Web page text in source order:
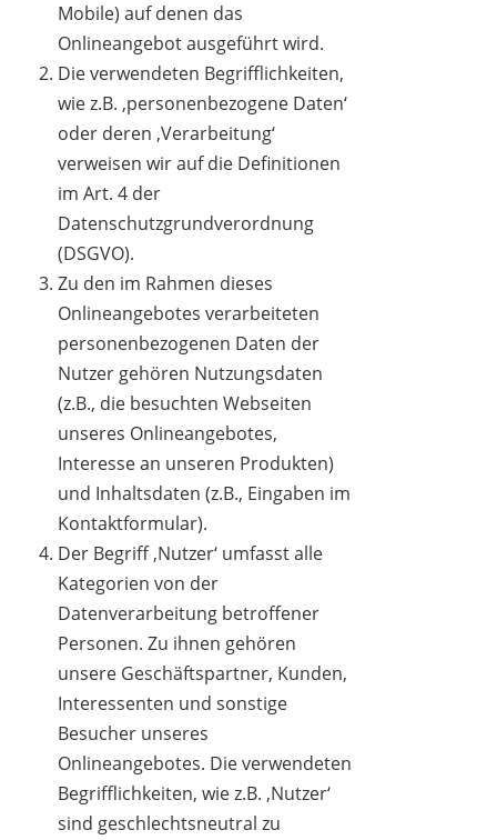
Mobile) auf denen das
Onlineangebot ausgeführt wird.
Die verwendeten Begrifflichkeiten,
wie z.B. ‚personenbezogene Daten‘
oder deren ‚Verarbeitung‘
verweisen wir auf die Definitionen
im Art. 4 der
Datenschutzgrundverordnung
(DSGVO).
Zu den im Rahmen dieses
Onlineangebotes verarbeiteten
personenbezogenen Daten der
Nutzer gehören Nutzungsdaten
(z.B., die besuchten Webseiten
unseres Onlineangebotes,
Interesse an unseren Produkten)
und Inhaltsdaten (z.B., Eingaben im
Kontaktformular).
Der Begriff ‚Nutzer‘ umfasst alle
Kategorien von der
Datenverarbeitung betroffener
Personen. Zu ihnen gehören
unsere Geschäftspartner, Kunden,
Interessenten und sonstige
Besucher unseres
Onlineangebotes. Die verwendeten
Begrifflichkeiten, wie z.B. ‚Nutzer‘
sind geschlechtsneutral zu